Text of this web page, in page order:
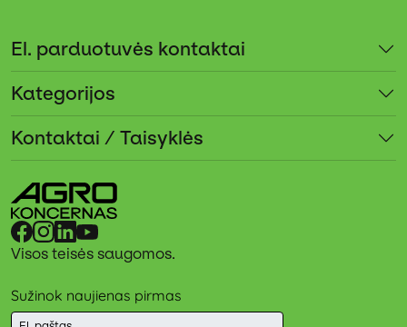
El. parduotuvės kontaktai
Kategorijos
Kontaktai / Taisyklės
Visos teisės saugomos.
Sužinok naujienas pirmas